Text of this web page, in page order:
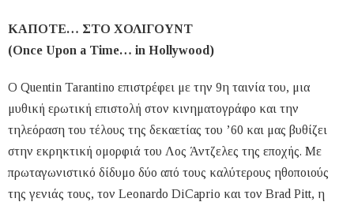
ΚΑΠΟΤΕ… ΣΤΟ ΧΟΛΙΓΟΥΝΤ
(Once Upon a Time… in Hollywood)
Ο Quentin Tarantino επιστρέφει με την 9η ταινία του, μια
μυθική ερωτική επιστολή στον κινηματογράφο και την
τηλεόραση του τέλους της δεκαετίας του ’60 και μας βυθίζει
στην εκρηκτική ομορφιά του Λος Άντζελες της εποχής. Με
πρωταγωνιστικό δίδυμο δύο από τους καλύτερους ηθοποιούς
της γενιάς τους, τον Leonardo DiCaprio και τον Brad Pitt, η